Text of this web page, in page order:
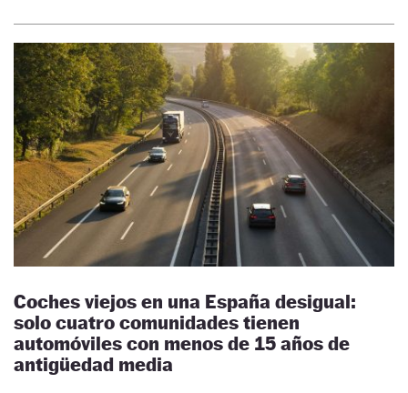
Coches viejos en una España desigual:
solo cuatro comunidades tienen
automóviles con menos de 15 años de
antigüedad media